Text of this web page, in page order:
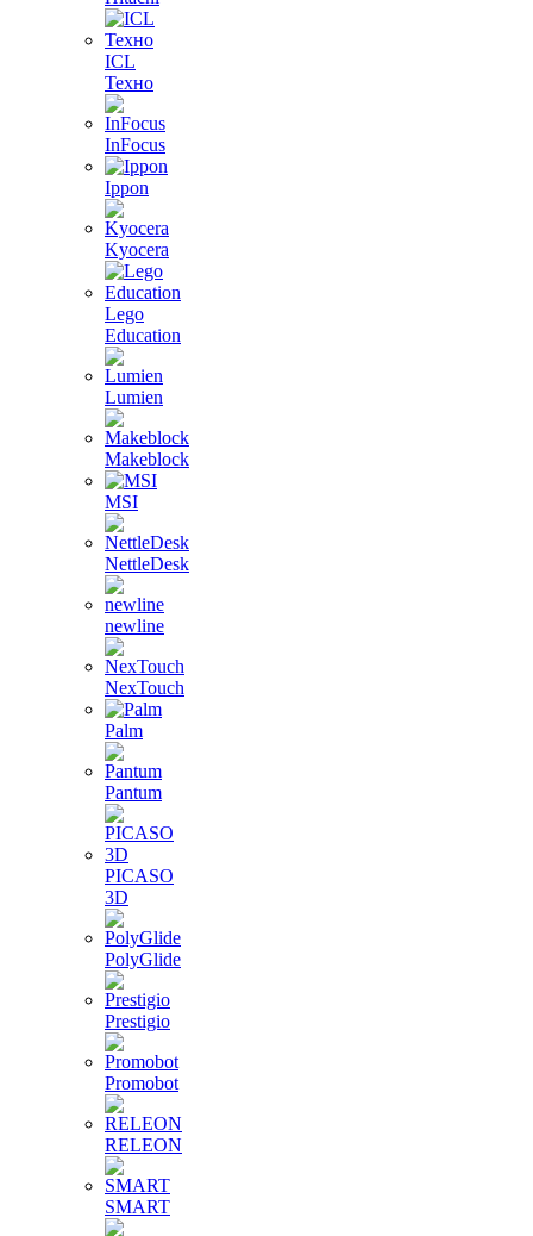
ICL
Техно
InFocus
Ippon
Kyocera
Lego
Education
Lumien
Makeblock
MSI
NettleDesk
newline
NexTouch
Palm
Pantum
PICASO
3D
PolyGlide
Prestigio
Promobot
RELEON
SMART